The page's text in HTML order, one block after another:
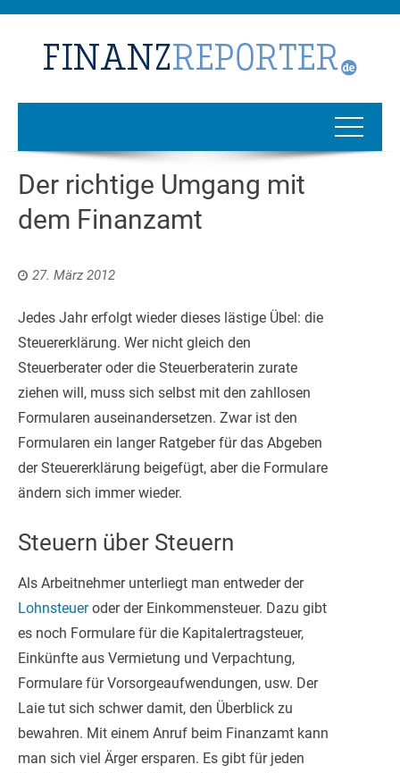
Der richtige Umgang mit
dem Finanzamt
27. März 2012
Jedes Jahr erfolgt wieder dieses lästige Übel: die
Steuererklärung. Wer nicht gleich den
Steuerberater oder die Steuerberaterin zurate
ziehen will, muss sich selbst mit den zahllosen
Formularen auseinandersetzen. Zwar ist den
Formularen ein langer Ratgeber für das Abgeben
der Steuererklärung beigefügt, aber die Formulare
ändern sich immer wieder.
Steuern über Steuern
Als Arbeitnehmer unterliegt man entweder der
Lohnsteueroder der Einkommensteuer. Dazu gibt
es noch Formulare für die Kapitalertragsteuer,
Einkünfte aus Vermietung und Verpachtung,
Formulare für Vorsorgeaufwendungen, usw. Der
Laie tut sich schwer damit, den Überblick zu
bewahren. Mit einem Anruf beim Finanzamt kann
man sich viel Ärger ersparen. Es gibt für jeden